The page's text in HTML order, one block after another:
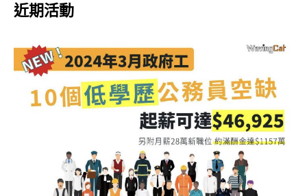
近期活動